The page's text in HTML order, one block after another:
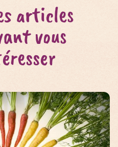
articles
vous